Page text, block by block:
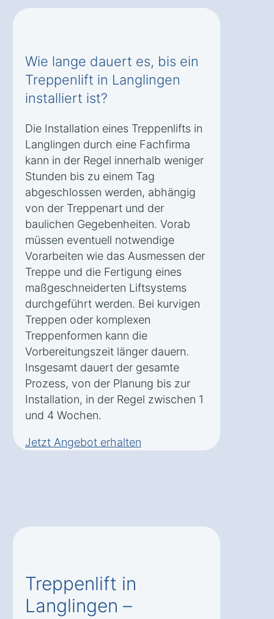
Wie lange dauert es, bis ein
Treppenlift in Langlingen
installiert ist?
Die Installation eines Treppenlifts in
Langlingen durch eine Fachfirma
kann in der Regel innerhalb weniger
Stunden bis zu einem Tag
abgeschlossen werden, abhängig
von der Treppenart und der
baulichen Gegebenheiten. Vorab
müssen eventuell notwendige
Vorarbeiten wie das Ausmessen der
Treppe und die Fertigung eines
maßgeschneiderten Liftsystems
durchgeführt werden. Bei kurvigen
Treppen oder komplexen
Treppenformen kann die
Vorbereitungszeit länger dauern.
Insgesamt dauert der gesamte
Prozess, von der Planung bis zur
Installation, in der Regel zwischen 1
und 4 Wochen.
Jetzt Angebot erhalten
Treppenlift in
Langlingen –